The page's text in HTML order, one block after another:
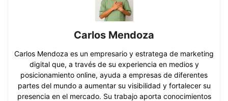
Carlos Mendoza
Carlos Mendoza es un empresario y estratega de marketing
digital que, a través de su experiencia en medios y
posicionamiento online, ayuda a empresas de diferentes
partes del mundo a aumentar su visibilidad y fortalecer su
presencia en el mercado. Su trabajo aporta conocimientos